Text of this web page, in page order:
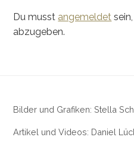
Du musst angemeldet
abzugeben.
Bilder und Grafiken: Stella
Artikel und Videos: Daniel